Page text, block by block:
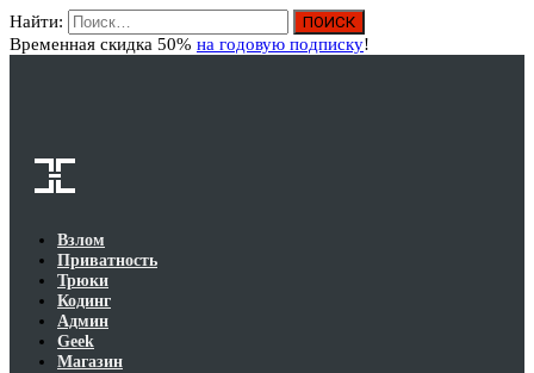
Найти:
Временная скидка 50% на годовую подписку!
Взлом
Приватность
Трюки
Кодинг
Админ
Geek
Магазин